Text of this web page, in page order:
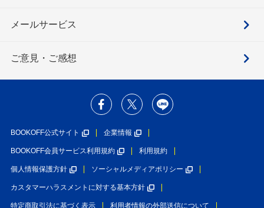
メールサービス
ご意見・ご感想
BOOKOFF公式サイト 企業情報
BOOKOFF会員サービス利用規約 利用規約
個人情報保護方針 ソーシャルメディアポリシー
カスタマーハラスメントに対する基本方針
特定商取引法に基づく表示 利用者情報の外部送信について